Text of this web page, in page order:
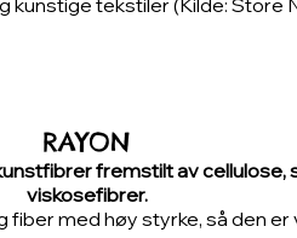
RAYON
fremstilt av cellulose,
viskosefibrer.
fiber med høy styrke, så den